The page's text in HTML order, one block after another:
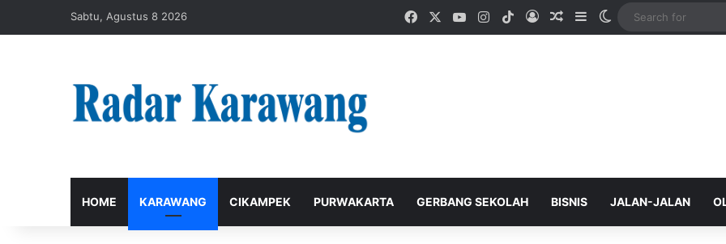
Sabtu, Agustus 8 2026 FacebookYouTubeInstagram
TikTokLog InRandom Article
SidebarSwitch skin
HOME KARAWANG CIKAMPEK PURWAKARTA GERBANG SEKOLAH BISNIS JALAN-JALAN